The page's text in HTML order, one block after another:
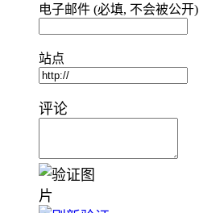
电子邮件 (必填, 不会被公开)
站点
评论